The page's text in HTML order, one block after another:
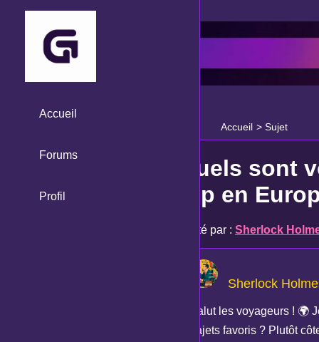
Accueil > Sujet
Accueil
Forums
Profil
Quels sont
trip en
Posté par : Sherlock
Sherlock
Salut les voyageurs ! 🌍
trajets favoris ? Plutôt